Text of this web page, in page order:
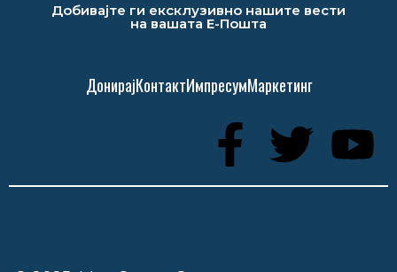
Добивајте ги ексклузивно нашите вести
на вашата Е-Пошта
ДонирајКонтактИмпресумМаркетинг